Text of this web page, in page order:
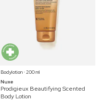
Bodylotion ⋅ 200 ml
Nuxe
Prodigieux Beautifying Scented
Body Lotion